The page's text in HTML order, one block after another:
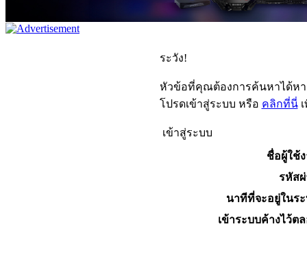
ระวัง!
หัวข้อที่คุณต้องการค้นหาได้ห
โปรดเข้าสู่ระบบ หรือ คลิกที่นี่เ
เข้าสู่ระบบ
ชื่อผู้ใช้
รหัส
นาทีที่จะอยู่ในร
เข้าระบบค้างไว้ต